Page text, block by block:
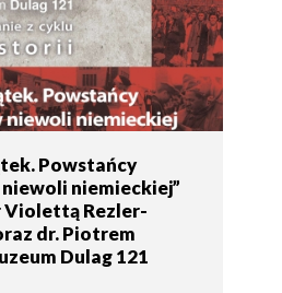
Powstańcy
niemieckiej”
Violettą Rezler-
dr. Piotrem
Dulag 121